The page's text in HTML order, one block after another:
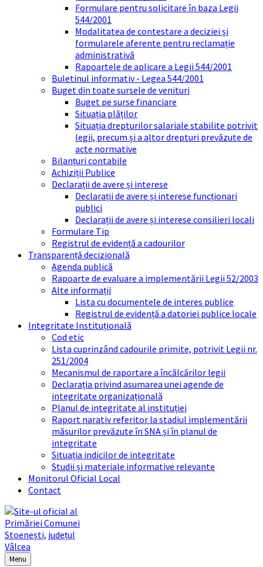
Formulare pentru solicitare în baza Legii
544/2001
Modalitatea de contestare a deciziei și
formularele aferente pentru reclamație
administrativă
Rapoartele de aplicare a Legii 544/2001
Buletinul informativ - Legea 544/2001
Buget din toate sursele de venituri
Buget pe surse financiare
Situația plăților
Situația drepturilor salariale stabilite potrivit
legii, precum și a altor drepturi prevăzute de
acte normative
Bilanțuri contabile
Achiziții Publice
Declarații de avere și interese
Declarații de avere și interese funcționari
publici
Declarații de avere și interese consilieri locali
Formulare Tip
Registrul de evidență a cadourilor
Transparență decizională
Agenda publică
Rapoarte de evaluare a implementării Legii 52/2003
Alte informații
Lista cu documentele de interes publice
Registrul de evidență a datoriei publice locale
Integritate Instituțională
Cod etic
Lista cuprinzând cadourile primite, potrivit Legii nr.
251/2004
Mecanismul de raportare a încălcărilor legii
Declarația privind asumarea unei agende de
integritate organizațională
Planul de integritate al instituției
Raport narativ referitor la stadiul implementării
măsurilor prevăzute în SNA și în planul de
integritate
Situația indicilor de integritate
Studii și materiale informative relevante
Monitorul Oficial Local
Contact
Menu